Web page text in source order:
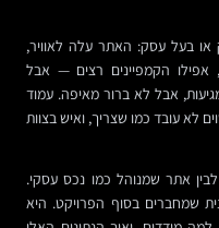
בעל עסק: האתר עלה לאוויר,
אפילו הקמפיינים רצים — אבל
אבל לא ברור מאיפה. עמוד
לא עובד כמו שצריך, ואיש בצוות
אתר שמנוהל כמו נכס עסקי.
שמחברים בסוף הפרויקט. היא